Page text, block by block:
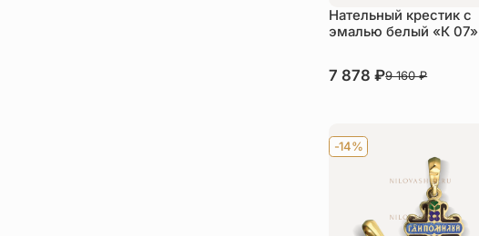
Нательный крестик с
эмалью белый «К 07»
В наличии
7 878₽9 160₽
-14%